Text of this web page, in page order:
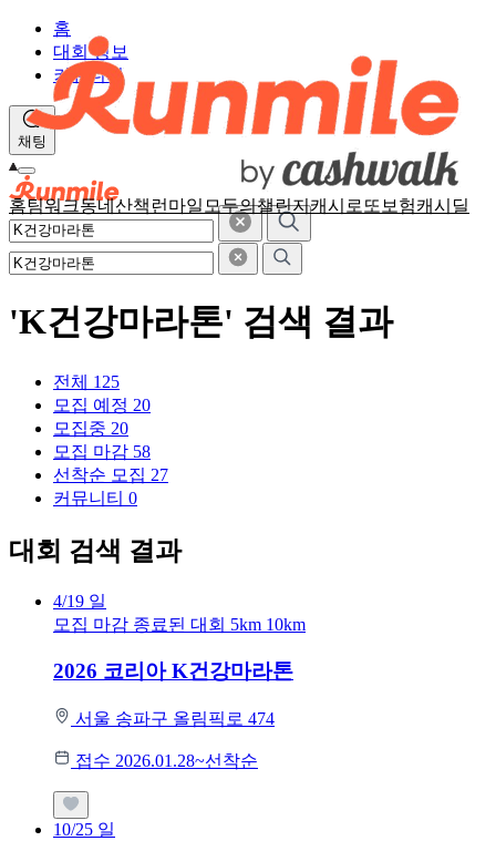
홈팀워크동네산책 런마일 모두의챌린지캐시로또 보험캐시딜
홈
대회 정보
커뮤니티
채팅
'K건강마라톤' 검색 결과
전체 125
모집 예정 20
모집중 20
모집 마감 58
선착순 모집 27
커뮤니티 0
대회 검색 결과
4/19 일
모집 마감 종료된 대회 5km 10km
2026 코리아 K건강마라톤
서울 송파구 올림픽로 474
접수 2026.01.28~선착순
10/25 일